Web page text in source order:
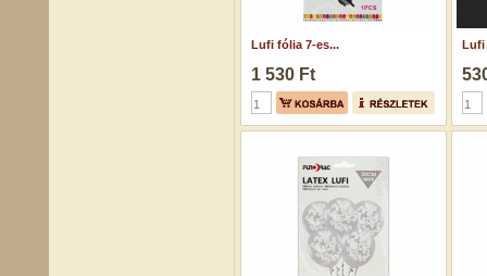
Lufi fólia 7-es...
1 530 Ft
Lufi